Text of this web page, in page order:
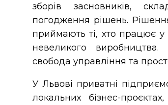
зборів засновників,
погодження рішень.
приймають ті, хто працює у
невеликого
свобода управління та
У Львові приватні
локальних бізнес-